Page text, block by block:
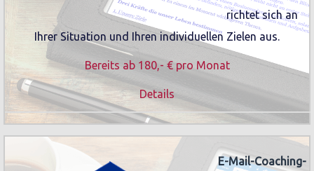
richtet sich an
Ihrer Situation und Ihren individuellen Zielen aus.
Bereits ab 180,- € pro Monat
Details
E-Mail-Coaching-